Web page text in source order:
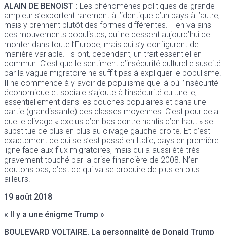
ALAIN DE BENOIST : Les phénomènes politiques de grande
ampleur s’exportent rarement à l’identique d’un pays à l’autre,
mais y prennent plutôt des formes différentes. Il en va ainsi
des mouvements populistes, qui ne cessent aujourd’hui de
monter dans toute l’Europe, mais qui s’y configurent de
manière variable. Ils ont, cependant, un trait essentiel en
commun. C’est que le sentiment d’insécurité culturelle suscité
par la vague migratoire ne suffit pas à expliquer le populisme.
Il ne commence à y avoir de populisme que là où l’insécurité
économique et sociale s’ajoute à l’insécurité culturelle,
essentiellement dans les couches populaires et dans une
partie (grandissante) des classes moyennes. C’est pour cela
que le clivage « exclus d’en bas contre nantis d’en haut » se
substitue de plus en plus au clivage gauche-droite. Et c’est
exactement ce qui se s’est passé en Italie, pays en première
ligne face aux flux migratoires, mais qui a aussi été très
gravement touché par la crise financière de 2008. N’en
doutons pas, c’est ce qui va se produire de plus en plus
ailleurs.
19 août 2018
« Il y a une énigme Trump »
BOULEVARD VOLTAIRE. La personnalité de Donald Trump